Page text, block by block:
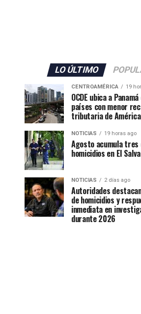
LO ÚLTIMO
CENTROAMÉRICA 19
OCDE ubica a
países con menor
tributaria de
NOTICIAS 19 horas ago
Agosto acumula tres
homicidios en El
NOTICIAS 2 días ago
Autoridades
de homicidios y
inmediata en
durante 2026